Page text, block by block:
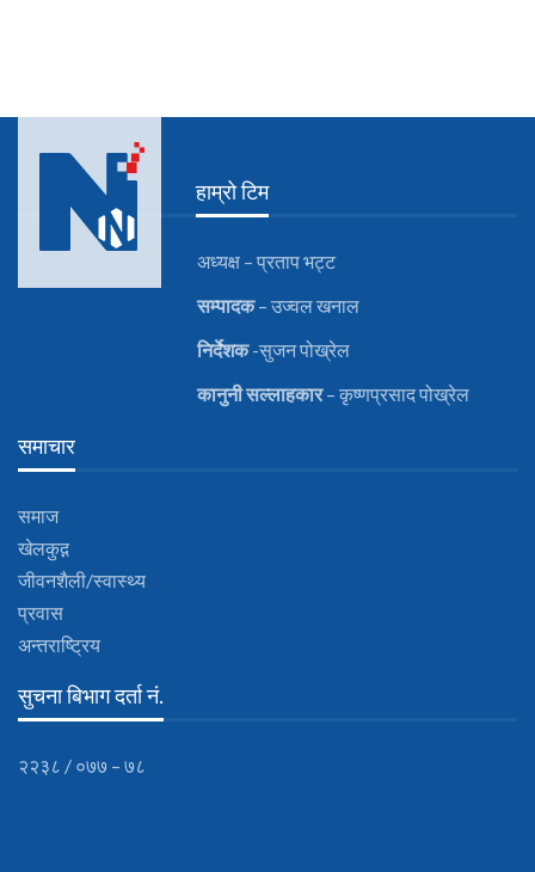
हाम्रो टिम
अध्यक्ष – प्रताप भट्ट
सम्पादक– उज्वल खनाल
निर्देशक-सुजन पोख्रेल
कानुनीसल्लाहकार– कृष्णप्रसाद पोख्रेल
समाचार
समाज
खेलकुद़़
जीवनशैली/स्वास्थ्य
प्रवास
अन्तराष्ट्रिय
सुचना बिभाग दर्ता नं.
२२३८ / ०७७ – ७८